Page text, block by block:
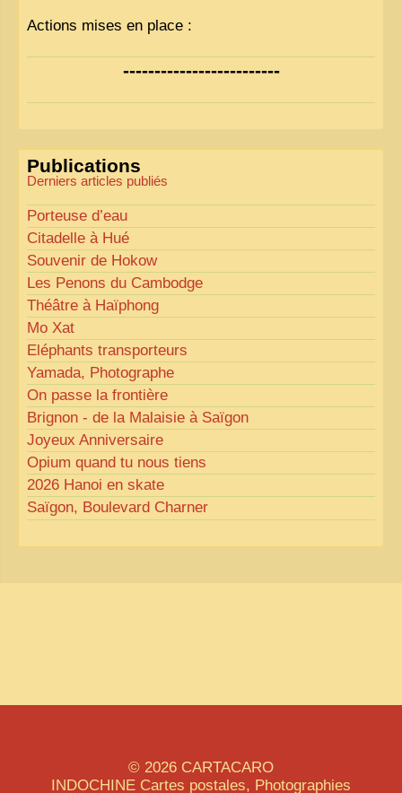
Actions mises en place :
Nous avons déjà ajusté les couleurs pour améliorer
la lisibilité. Votre avis nous intéresse !
« Comme tout bon collectionneur le sait, la
perfection est un idéal… mais nous y travaillons
-------------------------
Publications
Derniers articles publiés
Porteuse d’eau
Citadelle à Hué
Souvenir de Hokow
Les Penons du Cambodge
Théâtre à Haïphong
Mo Xat
Eléphants transporteurs
Yamada, Photographe
On passe la frontière
Brignon - de la Malaisie à Saïgon
Joyeux Anniversaire
Opium quand tu nous tiens
2026 Hanoi en skate
Saïgon, Boulevard Charner
© 2026 CARTACARO
INDOCHINE Cartes postales, Photographies